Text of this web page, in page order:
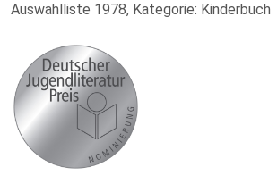
Auswahlliste 1978, Kategorie: Kinderbuch